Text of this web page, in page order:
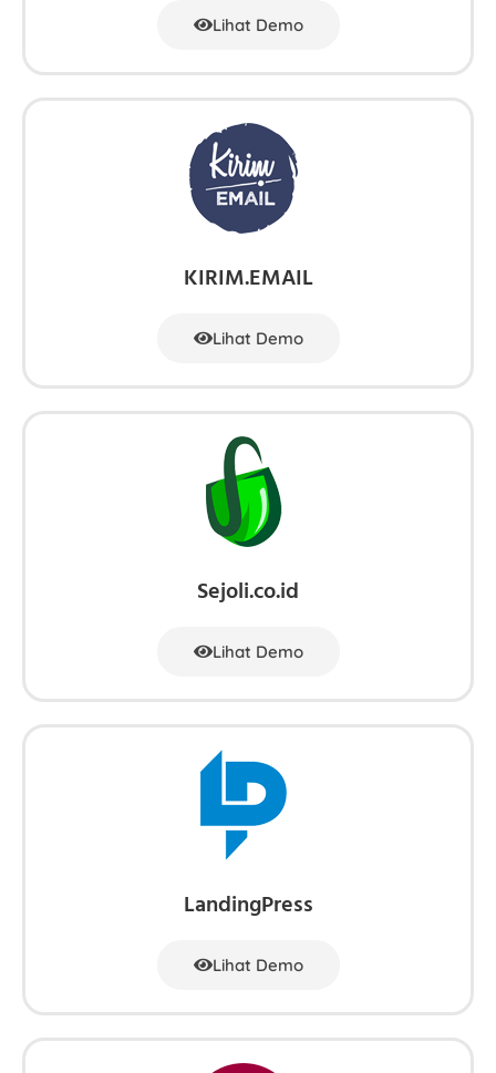
Lihat Demo
KIRIM.EMAIL
Lihat Demo
Sejoli.co.id
Lihat Demo
LandingPress
Lihat Demo